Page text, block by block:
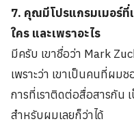
7. คุณมีโปรแกรมเมอร์ที่
ใคร และเพราอะไร
มีครับ เขาชื่อว่า Mark
เพราะว่า เขาเป็นคนที่ผม
การที่เราติดต่อสื่อสารกัน
สำหรับผมเลยก็ว่าได้